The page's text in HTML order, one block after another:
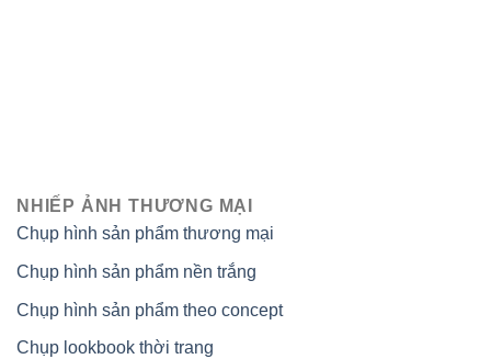
NHIẾP ẢNH THƯƠNG MẠI
Chụp hình sản phẩm thương mại
Chụp hình sản phẩm nền trắng
Chụp hình sản phẩm theo concept
Chụp lookbook thời trang